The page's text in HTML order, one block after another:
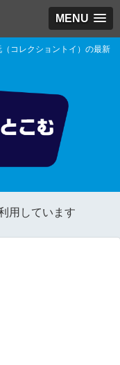
MENU
コレクショントイ）の最新
用しています